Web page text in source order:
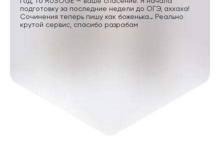
подготовку за последние недели до ОГЭ, аххаха!
Сочинения теперь пишу как боженька… Реально
крутой сервис, спасибо разрабам